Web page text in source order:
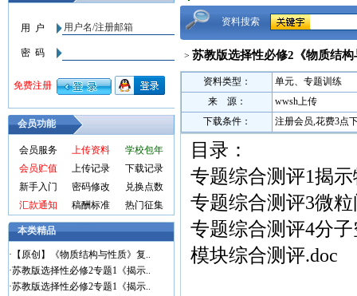
会员功能
会员服务 上传资料
学校包年
会员贮值
上传记录
下载记录
新手入门
密码修改
兑换点数
汇款通知
稿酬标准 热门征集
本类精品
· 【原创】《物质结构与性质》复..
·苏教版选择性必修2专题1《揭示..
·苏教版选择性必修2专题1《揭示..
资料搜索
> 苏教版选择性必修2《物质结
资料类型：
单元、专题训练
来 源：
wwsh上传
下载条件：
注册会员,花费3点
目录：
专题综合测评1揭
专题综合测评3微
专题综合测评4分
模块综合测评.doc